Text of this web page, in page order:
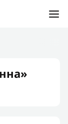
и сообщим